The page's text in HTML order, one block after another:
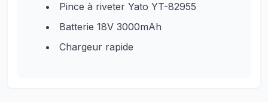
Pince à riveter Yato YT-82955
Batterie 18V 3000mAh
Chargeur rapide